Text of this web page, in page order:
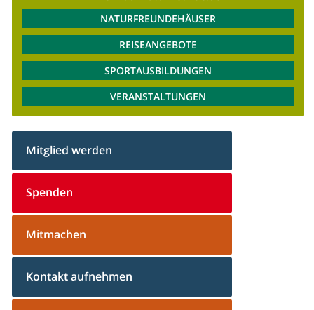
NATURFREUNDEHÄUSER
REISEANGEBOTE
SPORTAUSBILDUNGEN
VERANSTALTUNGEN
Mitglied werden
Spenden
Mitmachen
Kontakt aufnehmen